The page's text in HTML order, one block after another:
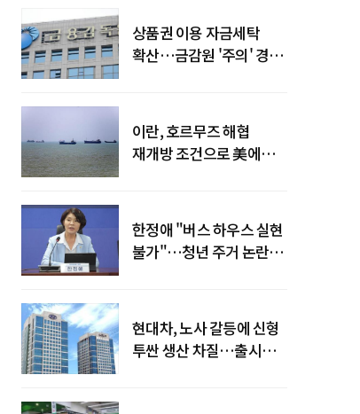
상품권 이용 자금세탁
확산…금감원 '주의' 경보
이란, 호르무즈 해협
재개방 조건으로 美에
한정애 "버스 하우스 실현
불가"…청년 주거 논란
현대차, 노사 갈등에 신형
투싼 생산 차질…출시